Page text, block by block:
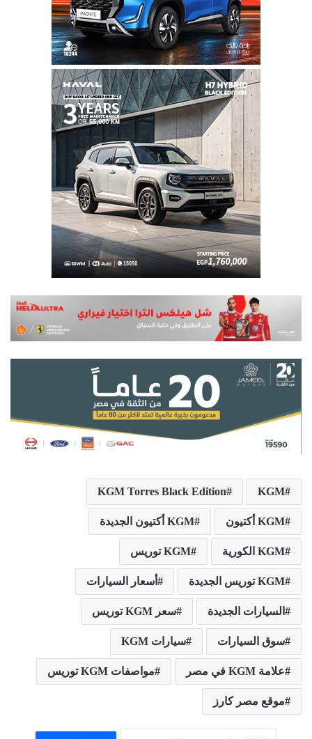
KGM
KGM Torres Black Edition
KGM أكتيون KGM أكتيون الجديدة
KGM الكورية KGM توريس
KGM توريس الجديدة أسعار السيارات
السيارات الجديدة سعر KGM توريس
سوق السيارات سيارات KGM
علامة KGM في مصر مواصفات KGM توريس
موقع مصر كارز